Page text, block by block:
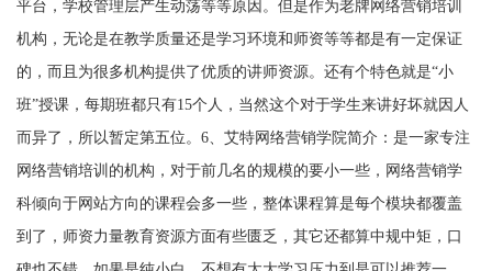
平台，学校管理层产生动荡等等原因。但是作为老牌网络营销培训
机构，无论是在教学质量还是学习环境和师资等等都是有一定保证
的，而且为很多机构提供了优质的讲师资源。还有个特色就是“小
班”授课，每期班都只有15个人，当然这个对于学生来讲好坏就因人
而异了，所以暂定第五位。6、艾特网络营销学院简介：是一家专注
网络营销培训的机构，对于前几名的规模的要小一些，网络营销学
科倾向于网站方向的课程会多一些，整体课程算是每个模块都覆盖
到了，师资力量教育资源方面有些匮乏，其它还都算中规中矩，口